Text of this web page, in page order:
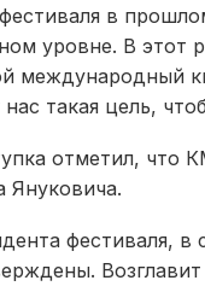
в
уровне. В этот
международный
такая цель,
отметил, что
Януковича.
фестиваля,